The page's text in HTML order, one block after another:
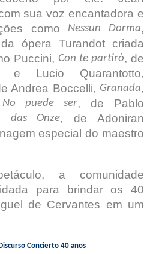
sua voz encantadora e
como Nessun Dorma,
ópera Turandot criada
Puccini, Con te partirò, de
e Lucio Quarantotto,
Andrea Boccelli, Granada,
No puede ser, de Pablo
das Onze, de Adoniran
especial do maestro
a comunidade
para brindar os 40
de Cervantes em um
Discurso Concierto 40 anos